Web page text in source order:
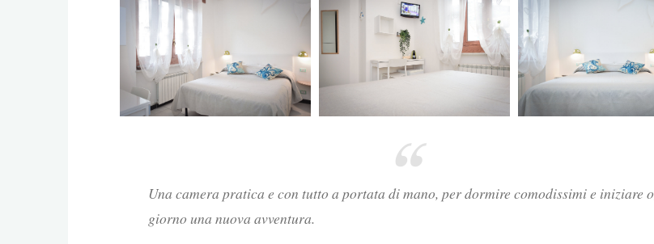
Una camera pratica e con tutto a portata di mano, per dormire comodissimi e iniziare
giorno una nuova avventura.